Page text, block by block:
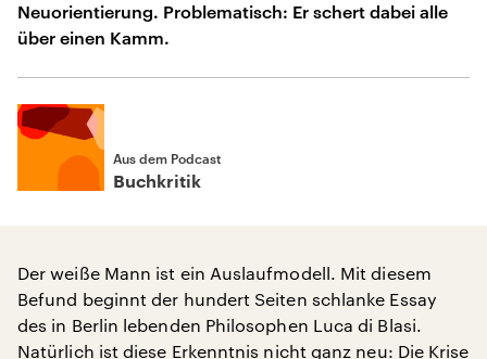
Neuorientierung. Problematisch: Er schert dabei alle
über einen Kamm.
Aus dem Podcast
Buchkritik
Der weiße Mann ist ein Auslaufmodell. Mit diesem
Befund beginnt der hundert Seiten schlanke Essay
des in Berlin lebenden Philosophen Luca di Blasi.
Natürlich ist diese Erkenntnis nicht ganz neu: Die Krise